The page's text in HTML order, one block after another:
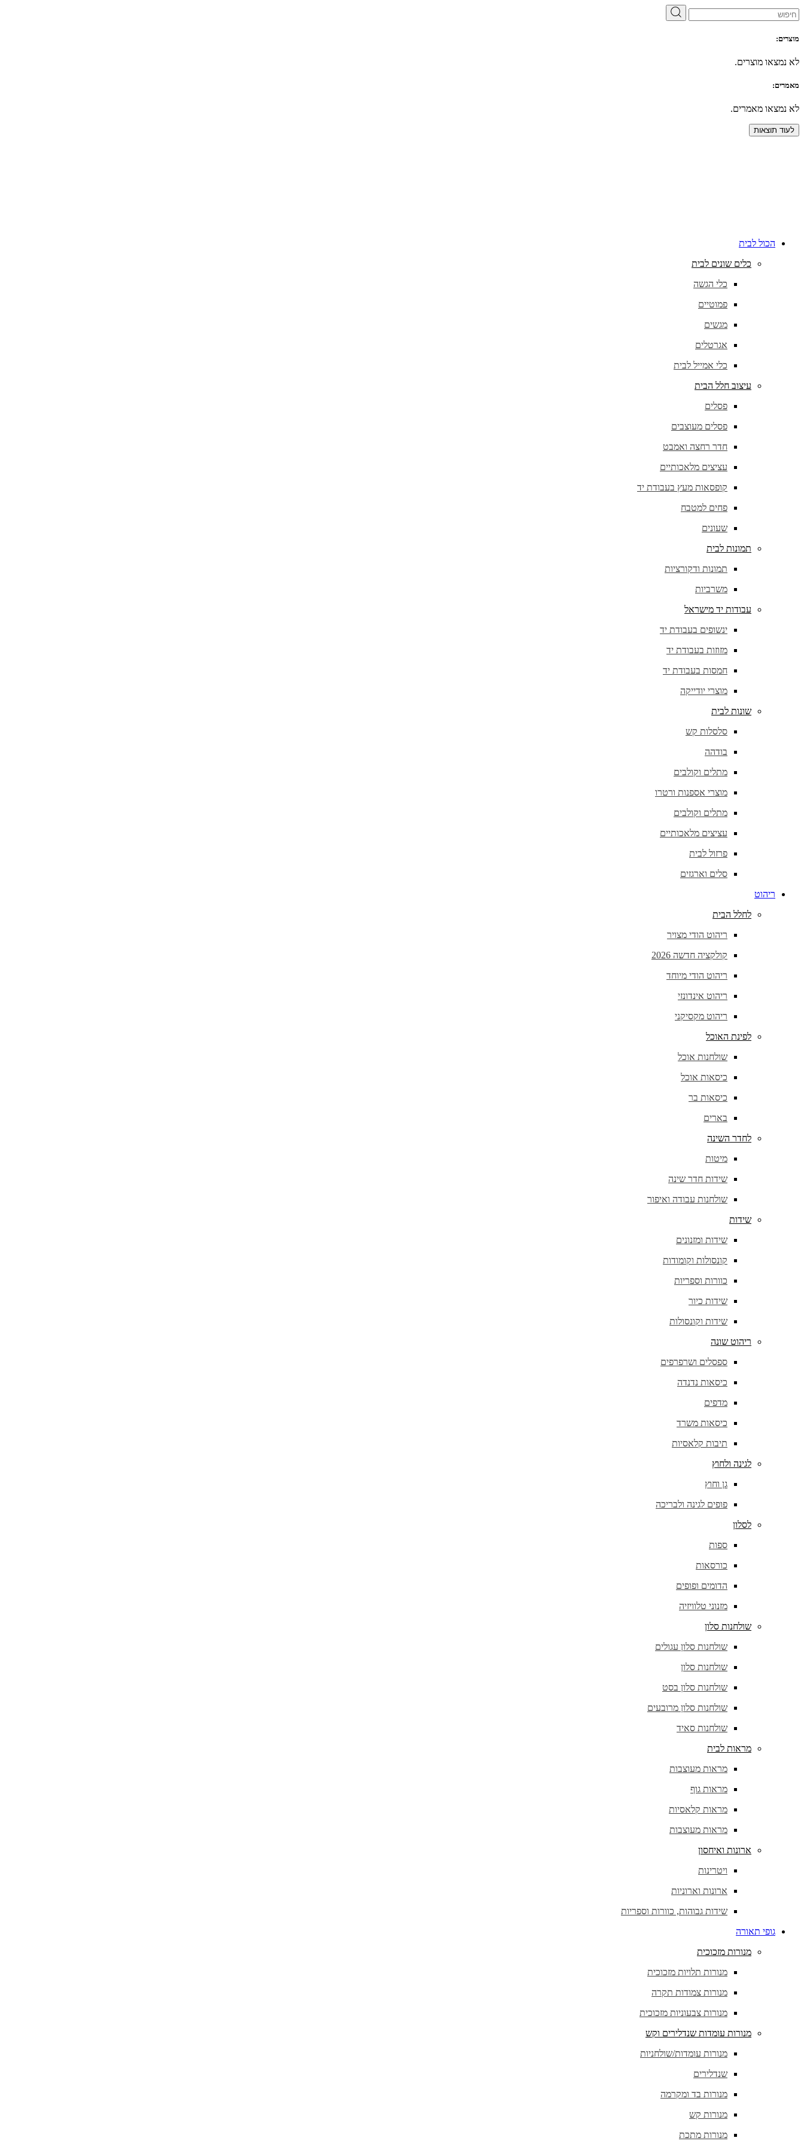
מוצרים:
לא נמצאו מוצרים.
מאמרים:
לא נמצאו מאמרים.
לעוד תוצאות
הכול לבית
כלים שונים לבית
כלי הגשה
פמוטיים
מגשים
אגרטלים
כלי אמייל לבית
עיצוב חלל הבית
פסלים
פסלים מעוצבים
חדר רחצה ואמבט
עציצים מלאכותיים
קופסאות מעץ בעבודת יד
פחים למטבח
שעונים
תמונות לבית
תמונות ודקורציות
משרביות
עבודות יד מישראל
ינשופים בעבודת יד
מזוזות בעבודת יד
חמסות בעבודת יד
מוצרי יודייקה
שונות לבית
סלסלות קש
בודהה
מתלים וקולבים
מוצרי אספנות ורטרו
מתלים וקולבים
עציצים מלאכותיים
פרזול לבית
סלים וארגזים
ריהוט
לחלל הבית
ריהוט הודי מצויר
קולקציה חדשה 2026
ריהוט הודי מיוחד
ריהוט אינדונזי
ריהוט מקסיקני
לפינת האוכל
שולחנות אוכל
כיסאות אוכל
כיסאות בר
בארים
לחדר השינה
מיטות
שידות חדר שינה
שולחנות עבודה ואיפור
שידות
שידות ומזנונים
קונסולות וקומודות
כוורות וספריות
שידות כיור
שידות וקונסולות
ריהוט שונה
ספסלים ושרפרפים
כיסאות נדנדה
מדפים
כיסאות משרד
תיבות קלאסיות
לגינה ולחוץ
גן וחוץ
פופים לגינה ולבריכה
לסלון
ספות
כורסאות
הדומים ופופים
מזנוני טלוויזיה
שולחנות סלון
שולחנות סלון עגולים
שולחנות סלון
שולחנות סלון בסט
שולחנות סלון מרובעים
שולחנות סאיד
מראות לבית
מראות מעוצבות
מראות גוף
מראות קלאסיות
מראות מעוצבות
ארונות ואיחסון
ויטרינות
ארונות וארוניות
שידות גבוהות, כוורות וספריות
גופי תאורה
מנורות מזכוכית
מנורות תלויות מזכוכית
מנורות צמודות תקרה
מנורות צבעוניות מזכוכית
מנורות עומדות שנדלירים וקש
מנורות עומדות/שולחניות
שנדלירים
מנורות בד ומקרמה
מנורות קש
מנורות מתכת